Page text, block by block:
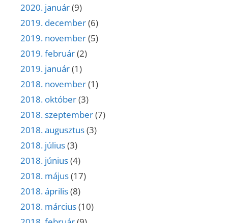
2020. január(9)
2019. december(6)
2019. november(5)
2019. február(2)
2019. január(1)
2018. november(1)
2018. október(3)
2018. szeptember(7)
2018. augusztus(3)
2018. július(3)
2018. június(4)
2018. május(17)
2018. április(8)
2018. március(10)